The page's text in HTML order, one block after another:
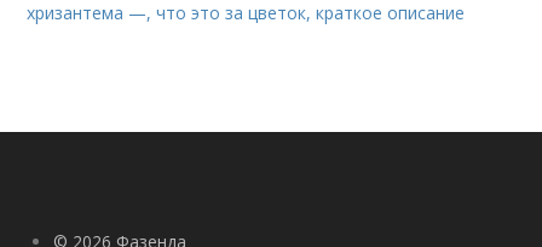
хризантема —, что это за цветок, краткое описание
© 2026 Фазенда